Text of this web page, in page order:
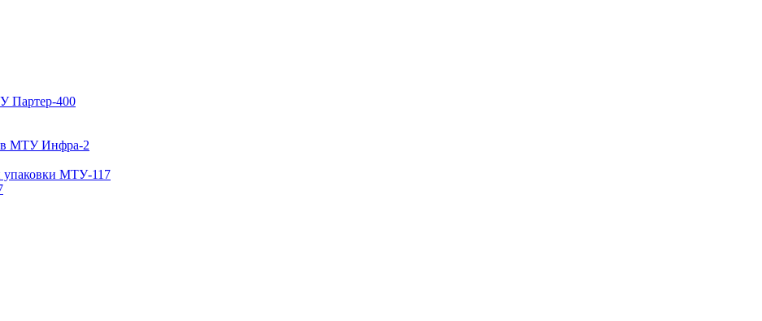
Партер-400
МТУ Инфра-2
упаковки МТУ-117